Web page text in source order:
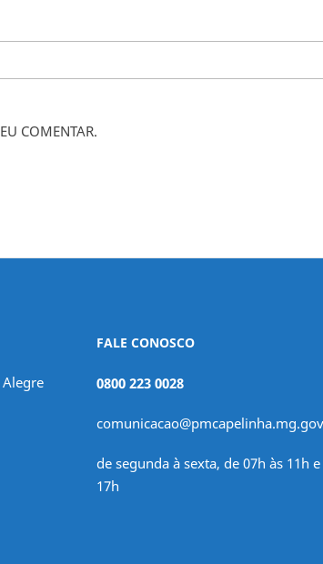
COMENTAR.
Alegre
FALE CONOSCO
0800 223 0028
de segunda à sexta, de 07h às 11h
17h